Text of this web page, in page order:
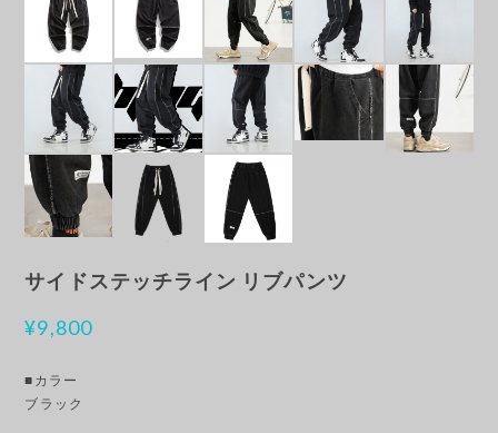
サイドステッチライン リブパンツ
¥9,800
■カラー
ブラック